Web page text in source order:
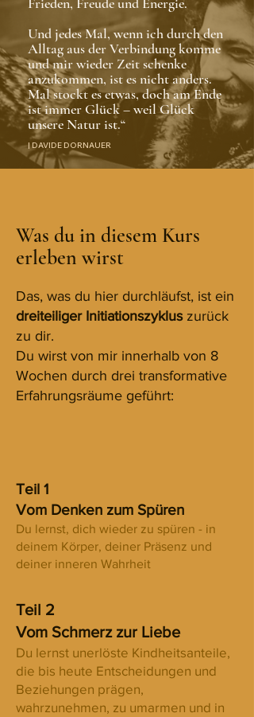
Und jedes Mal, wenn ich durch den
Alltag aus der Verbindung komme
und mir wieder Zeit schenke
anzukommen, ist es nicht anders.
Mal stockt es etwas, doch am Ende
ist immer Glück – weil Glück
unsere Natur ist.“
| DAVIDE DORNAUER
Was du in diesem Kurs
erleben wirst
Das, was du hier durchläufst, ist ein
dreiteiliger Initiationszykluszurück
zu dir.
Du wirst von mir innerhalb von 8
Wochen durch drei transformative
Erfahrungsräume geführt:
Teil 1
Vom Denken zum Spüren
Du lernst, dich wieder zu spüren - in
deinem Körper, deiner Präsenz und
deiner inneren Wahrheit
Teil 2
Vom Schmerz zur Liebe
Du lernst unerlöste Kindheitsanteile,
die bis heute Entscheidungen und
Beziehungen prägen,
wahrzunehmen, zu umarmen und in